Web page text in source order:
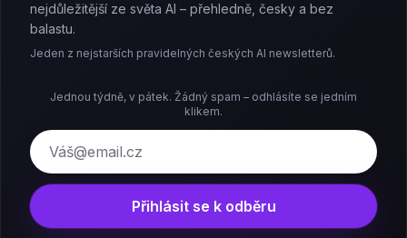
nejdůležitější ze světa AI – přehledně, česky a bez
balastu.
Jeden z nejstarších pravidelných českých AI newsletterů.
Jednou týdně, v pátek. Žádný spam – odhlásíte se jedním
klikem.
E-mail
Přihlásit se k odběru